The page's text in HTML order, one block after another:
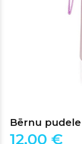
Bērnu
12,00 €